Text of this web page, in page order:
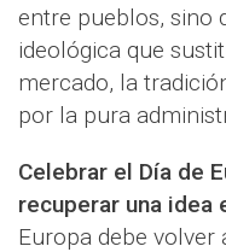
entre pueblos, sino
ideológica que
mercado, la
por la pura
Celebrar el Día de
recuperar una
Europa debe volver